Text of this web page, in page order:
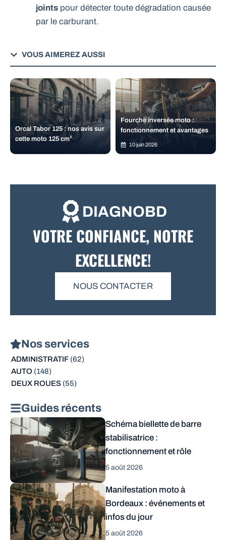
joints pour détecter toute dégradation causée
par le carburant.
VOUS AIMEREZ AUSSI
Orcal Tabor 125 : nos avis sur
cette moto 125 cm³
Fourche inversée moto :
fonctionnement et avantages
10 juin 2026
DIAGNOBD
VOTRE CONFIANCE, NOTRE
EXCELLENCE!
NOUS CONTACTER
Nos services
ADMINISTRATIF(62)
AUTO (148)
DEUX ROUES(55)
Guides récents
Schéma biellette de barre
stabilisatrice :
fonctionnement et rôle
5 août 2026
Manifestation moto à
Bordeaux : événements et
infos du jour
5 août 2026